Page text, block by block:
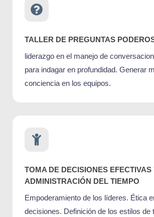
TALLER DE PREGUNTAS
liderazgo en el manejo de
para indagar en profundidad. Generar
conciencia en los equipos.
TOMA DE DECISIONES EFECTIVAS
ADMINISTRACIÓN DEL TIEMPO
Empoderamiento de los líderes. Ética
decisiones. Definición de los estilos de